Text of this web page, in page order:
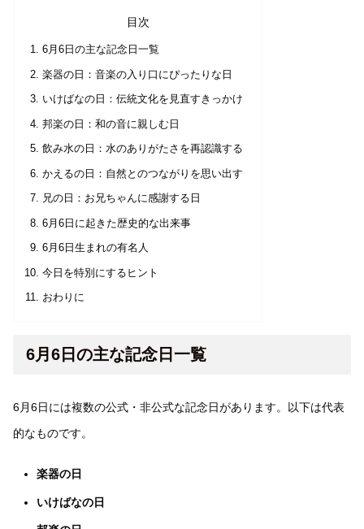
目次
6月6日の主な記念日一覧
楽器の日：音楽の入り口にぴったりな日
いけばなの日：伝統文化を見直すきっかけ
邦楽の日：和の音に親しむ日
飲み水の日：水のありがたさを再認識する
かえるの日：自然とのつながりを思い出す
兄の日：お兄ちゃんに感謝する日
6月6日に起きた歴史的な出来事
6月6日生まれの有名人
今日を特別にするヒント
おわりに
6月6日の主な記念日一覧
6月6日には複数の公式・非公式な記念日があります。以下は代表
的なものです。
楽器の日
いけばなの日